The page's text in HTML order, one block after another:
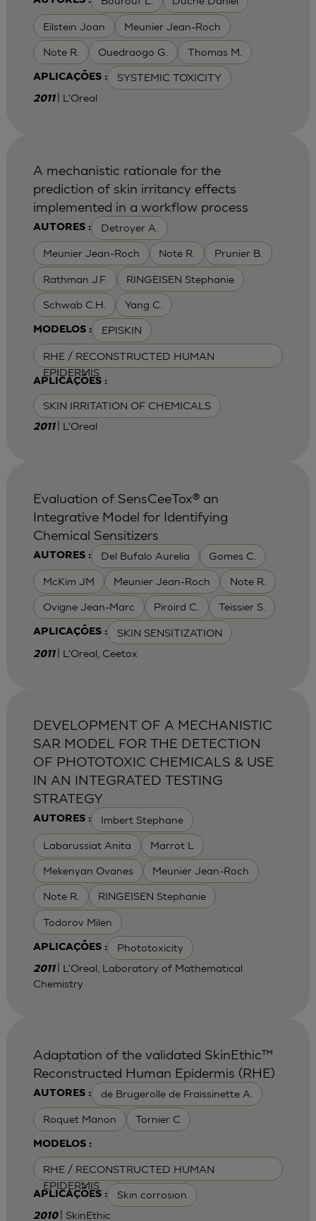
Eilstein Joan Meunier Jean-Roch
Note R. Ouedraogo G. Thomas M.
APLICAÇÕES : SYSTEMIC TOXICITY
2011 | L'Oreal
AUTORES : Detroyer A.
Meunier Jean-Roch Note R. Prunier B.
Rathman J.F. RINGEISEN Stephanie
Schwab C.H. Yang C.
MODELOS : EPISKIN
RHE / RECONSTRUCTED HUMAN
EPIDERMIS
APLICAÇÕES :
SKIN IRRITATION OF CHEMICALS
A mechanistic rationale for the
prediction of skin irritancy effects
implemented in a workflow process
2011 | L'Oreal
AUTORES : Del Bufalo Aurelia Gomes C.
McKim JM Meunier Jean-Roch Note R.
Ovigne Jean-Marc Piroird C. Teissier S.
APLICAÇÕES : SKIN SENSITIZATION
Evaluation of SensCeeTox® an
Integrative Model for Identifying
Chemical Sensitizers
2011 | L'Oreal, Ceetox
AUTORES : Imbert Stephane
Labarussiat Anita Marrot L
Mekenyan Ovanes Meunier Jean-Roch
Note R. RINGEISEN Stephanie
Todorov Milen
APLICAÇÕES : Phototoxicity
DEVELOPMENT OF A MECHANISTIC
SAR MODEL FOR THE DETECTION
OF PHOTOTOXIC CHEMICALS & USE
IN AN INTEGRATED TESTING
STRATEGY
2011
| L'Oreal, Laboratory of Mathematical
Chemistry
AUTORES : de Brugerolle de Fraissinette A.
Roquet Manon Tornier C
MODELOS :
RHE / RECONSTRUCTED HUMAN
EPIDERMIS
APLICAÇÕES : Skin corrosion
Adaptation of the validated SkinEthic™
Reconstructed Human Epidermis (RHE)
2010 | SkinEthic